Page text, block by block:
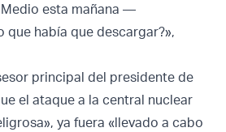
esta mañana —
había que descargar?»,
principal del presidente de
el ataque a la central nuclear
ya fuera «llevado a cabo